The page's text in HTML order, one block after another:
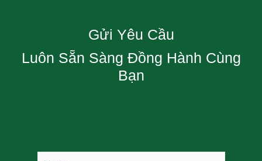
Gửi Yêu Cầu
Luôn Sẵn Sàng Đồng Hành Cùng
Bạn